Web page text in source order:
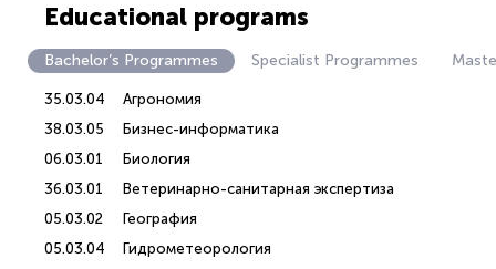
Educational programs
Bachelor’s Programmes Specialist Programmes
35.03.04
Агрономия
38.03.05
Бизнес-информатика
06.03.01
Биология
36.03.01
Ветеринарно-санитарная экспертиза
05.03.02
География
05.03.04
Гидрометеорология